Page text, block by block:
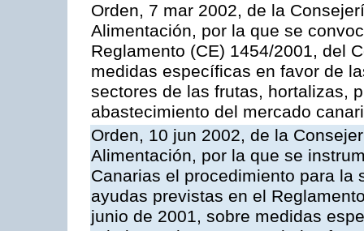
Orden, 7 mar 2002, de la
Alimentación, por la que se
Reglamento (CE) 1454/2001, del
medidas específicas en favor de
sectores de las frutas, hortalizas,
abastecimiento del mercado
Orden, 10 jun 2002, de la
Alimentación, por la que se
Canarias el procedimiento para
ayudas previstas en el
junio de 2001, sobre medidas